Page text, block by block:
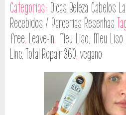
Categorias: Dicas Beleza Cabelos
Recebidos / Parcerias Resenhas
free, Leave-in, Meu Liso, Meu
Line, Total Repair 360,vegano